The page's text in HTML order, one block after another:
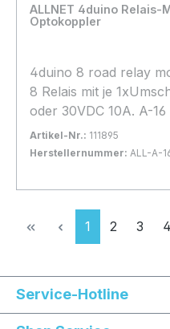
ALLNET 4duino
Optokoppler
4duino 8 road relay
8 Relais mit je 1xUmschalter max.
oder 30VDC 10A. A-16
Artikel-Nr.: 111895
Herstellernummer: ALL-A-
In den Warenkorb
Seite
1 Seite
2 Seite
3 4
Service-Hotline